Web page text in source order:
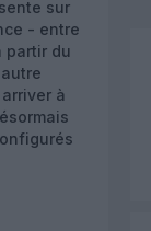
sur
- entre
partir du
à